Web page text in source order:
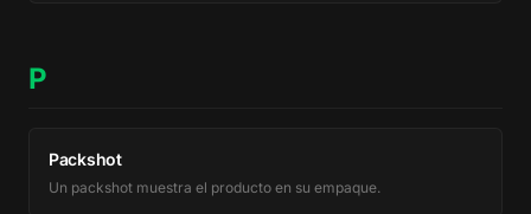
P
Packshot
Un packshot muestra el producto en su empaque.